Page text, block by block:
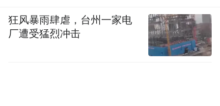
狂风暴雨肆虐，台州一家电
厂遭受猛烈冲击